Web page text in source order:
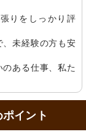
りをしっかり評
未経験の方も安
ある仕事、私た
イント